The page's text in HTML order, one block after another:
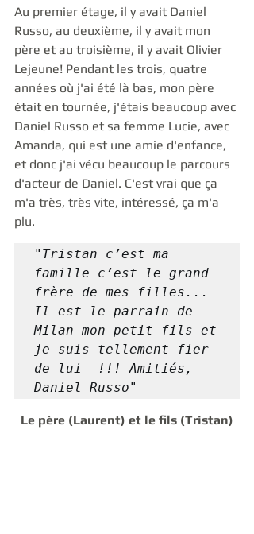
Au premier étage, il y avait Daniel
Russo, au deuxième, il y avait mon
père et au troisième, il y avait Olivier
Lejeune! Pendant les trois, quatre
années où j'ai été là bas, mon père
était en tournée, j'étais beaucoup avec
Daniel Russo et sa femme Lucie, avec
Amanda, qui est une amie d'enfance,
et donc j'ai vécu beaucoup le parcours
d'acteur de Daniel. C'est vrai que ça
m'a très, très vite, intéressé, ça m'a
plu.
"Tristan c’est ma
famille c’est le grand
frère de mes filles...
Il est le parrain de
Milan mon petit fils et
je suis tellement fier
de lui  !!! Amitiés,
Daniel Russo"
Le père (Laurent) et le fils (Tristan)